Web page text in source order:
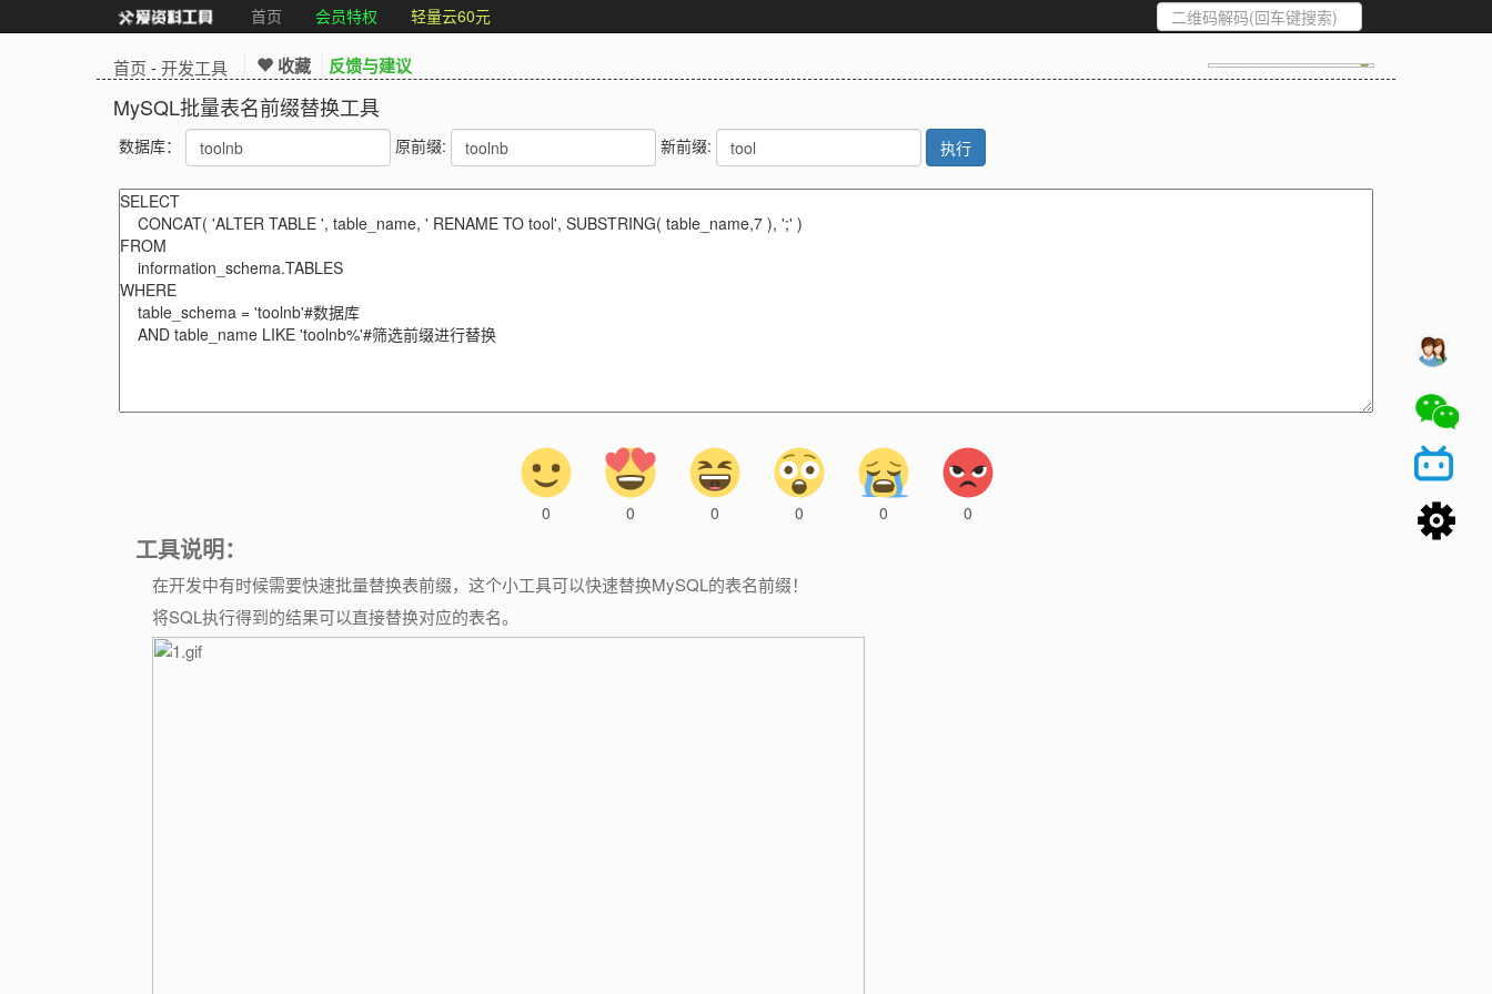
首页 会员特权 轻量云60元
首页 -开发工具 收藏 反馈与建议
MySQL批量表名前缀替换工具
数据库： 原前缀: 新前缀: 执行
0 0 0 0 0 0
工具说明：
在开发中有时候需要快速批量替换表前缀，这个小工具可以快速替换MySQL的表名前缀！
将SQL执行得到的结果可以直接替换对应的表名。